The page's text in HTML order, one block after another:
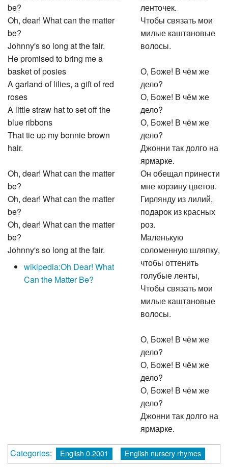
be?
Oh, dear! What can the matter
be?
Johnny's so long at the fair.
He promised to bring me a
basket of posies
A garland of lilies, a gift of red
roses
A little straw hat to set off the
blue ribbons
That tie up my bonnie brown
hair.
Oh, dear! What can the matter
be?
Oh, dear! What can the matter
be?
Oh, dear! What can the matter
be?
Johnny's so long at the fair.
wikipedia:Oh Dear! What
Can the Matter Be?
ленточек.
Чтобы связать мои
милые каштановые
волосы.
О, Боже! В чём же
дело?
О, Боже! В чём же
дело?
О, Боже! В чём же
дело?
Джонни так долго на
ярмарке.
Он обещал принести
мне корзину цветов.
Гирлянду из лилий,
подарок из красных
роз.
Маленькую
соломенную шляпку,
чтобы оттенить
голубые ленты,
Чтобы связать мои
милые каштановые
волосы.
О, Боже! В чём же
дело?
О, Боже! В чём же
дело?
О, Боже! В чём же
дело?
Джонни так долго на
ярмарке.
Categories: English 0.2001 English nursery rhymes